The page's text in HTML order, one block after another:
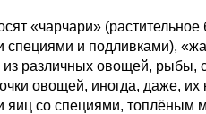
(растительное
специями и подливками),
различных овощей, рыбы,
овощей, иногда, даже,
яиц со специями,